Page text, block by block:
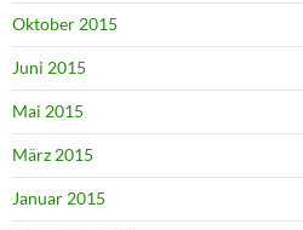
Oktober 2015
Juni 2015
Mai 2015
März 2015
Januar 2015